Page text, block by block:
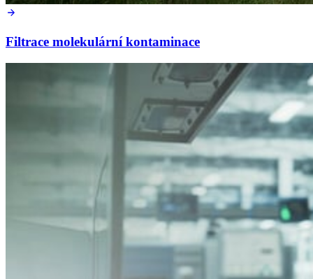
Filtrace molekulární kontaminace